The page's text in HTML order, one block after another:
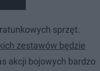
sprzęt.
zestawów będzie
akcji bojowych bardzo